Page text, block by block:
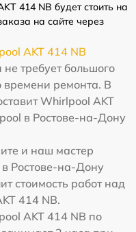
414 NB будет стоить на
на сайте через
AKT 414 NB
требует большого
времени ремонта. В
Whirlpool AKT
в Ростове-на-Дону
и наш мастер
Ростове-на-Дону
стоимость работ над
414 NB.
AKT 414 NB по